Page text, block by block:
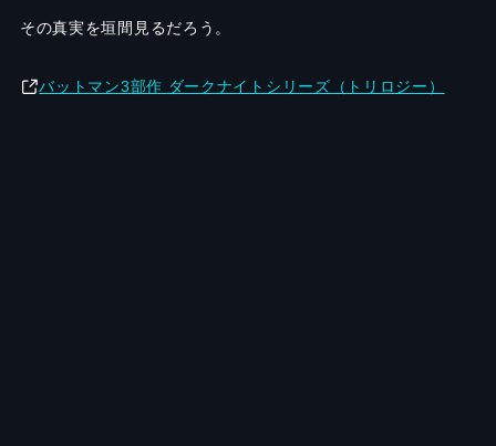
その真実を垣間見るだろう。
バットマン3部作 ダークナイトシリーズ（トリロジー）